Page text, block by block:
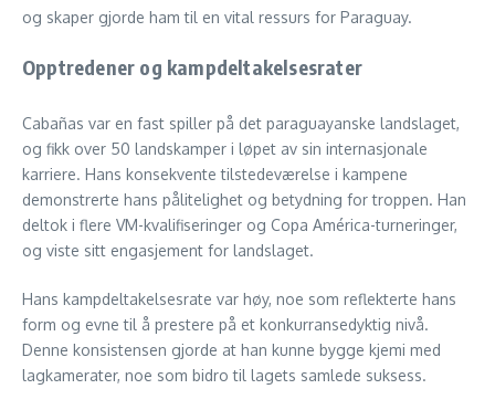
og skaper gjorde ham til en vital ressurs for Paraguay.
Opptredener og kampdeltakelsesrater
Cabañas var en fast spiller på det paraguayanske landslaget,
og fikk over 50 landskamper i løpet av sin internasjonale
karriere. Hans konsekvente tilstedeværelse i kampene
demonstrerte hans pålitelighet og betydning for troppen. Han
deltok i flere VM-kvalifiseringer og Copa América-turneringer,
og viste sitt engasjement for landslaget.
Hans kampdeltakelsesrate var høy, noe som reflekterte hans
form og evne til å prestere på et konkurransedyktig nivå.
Denne konsistensen gjorde at han kunne bygge kjemi med
lagkamerater, noe som bidro til lagets samlede suksess.